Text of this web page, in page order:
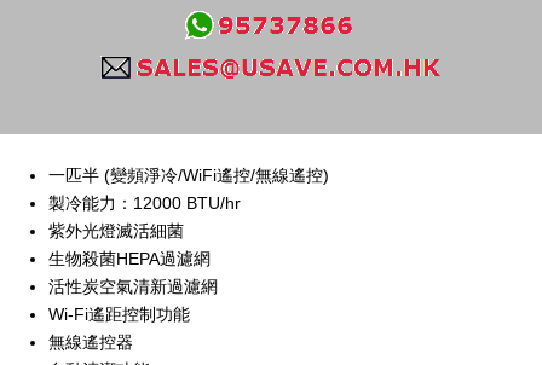
一匹半 (變頻淨冷/WiFi遙控/無線遙控)
製冷能力：12000 BTU/hr
紫外光燈滅活細菌
生物殺菌HEPA過濾網
活性炭空氣清新過濾網
Wi-Fi遙距控制功能
無線遙控器